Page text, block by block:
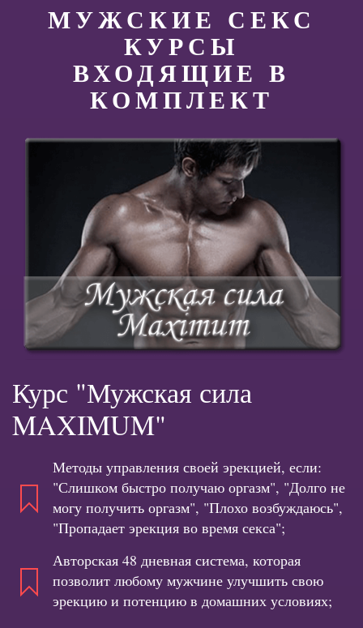
МУЖСКИЕ СЕКС
КУРСЫ
ВХОДЯЩИЕ В
КОМПЛЕКТ
Курс "Мужская сила
MAXIMUM"
Методы управления своей эрекцией, если:
"Слишком быстро получаю оргазм", "Долго не
могу получить оргазм", "Плохо возбуждаюсь",
"Пропадает эрекция во время секса";
Авторская 48 дневная система, которая
позволит любому мужчине улучшить свою
эрекцию и потенцию в домашних условиях;